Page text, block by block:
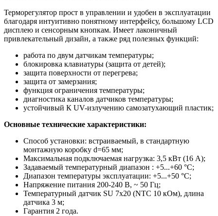
Терморегулятор прост в управлении и удобен в эксплуатации
благодаря интуитивно понятному интерфейсу, большому LCD
дисплею и сенсорным кнопкам. Имеет лаконичный
привлекательный дизайн, а также ряд полезных функций:
работа по двум датчикам температуры;
блокировка клавиатуры (защита от детей);
защита поверхности от перегрева;
защита от замерзания;
функция ограничения температуры;
диагностика каналов датчиков температуры;
устойчивый К UV-излучению самозатухающий пластик;
Основные технические характеристики:
Способ установки: встраиваемый, в стандартную
монтажную коробку d=65 мм;
Максимальная подключаемая нагрузка: 3,5 кВт (16 А);
Задаваемый температурный диапазон : +5...+60 °С;
Диапазон температуры эксплуатации: +5...+50 °С;
Напряжение питания 200-240 В, ~ 50 Гц;
Температурный датчик SU 7x20 (NTC 10 кОм), длина
датчика 3 м;
Гарантия 2 года.